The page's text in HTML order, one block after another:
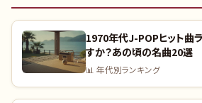
1970年代J-POPヒット曲
すか？あの頃の名曲20選
📊 年代別ランキング